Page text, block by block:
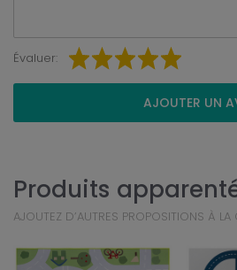
Évaluer:
AJOUTER UN
Produits
AJOUTEZ D’AUTRES PROPOSITIONS À